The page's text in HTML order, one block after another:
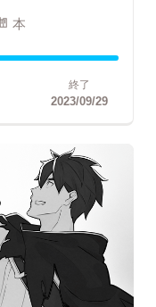
本
終了
2023/09/29